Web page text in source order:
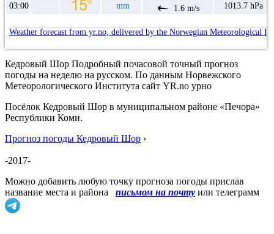
03:00
mm 1.6 m/s 1013.7 hPa
Weather forecast from yr.no, delivered by the Norwegian Meteorological
Кедровый Шор Подробный почасовой точный прогноз
погоды на неделю на русском. По данным Норвежского
Метеорологического Института сайт YR.no урно
Посёлок Кедровый Шор в муниципальном районе «Печора»
Республики Коми.
Прогноз погоды Кедровый Шор ›
-2017-
Можно добавить любую точку прогноза погоды прислав
название места и района
письмом на почту или телеграмм